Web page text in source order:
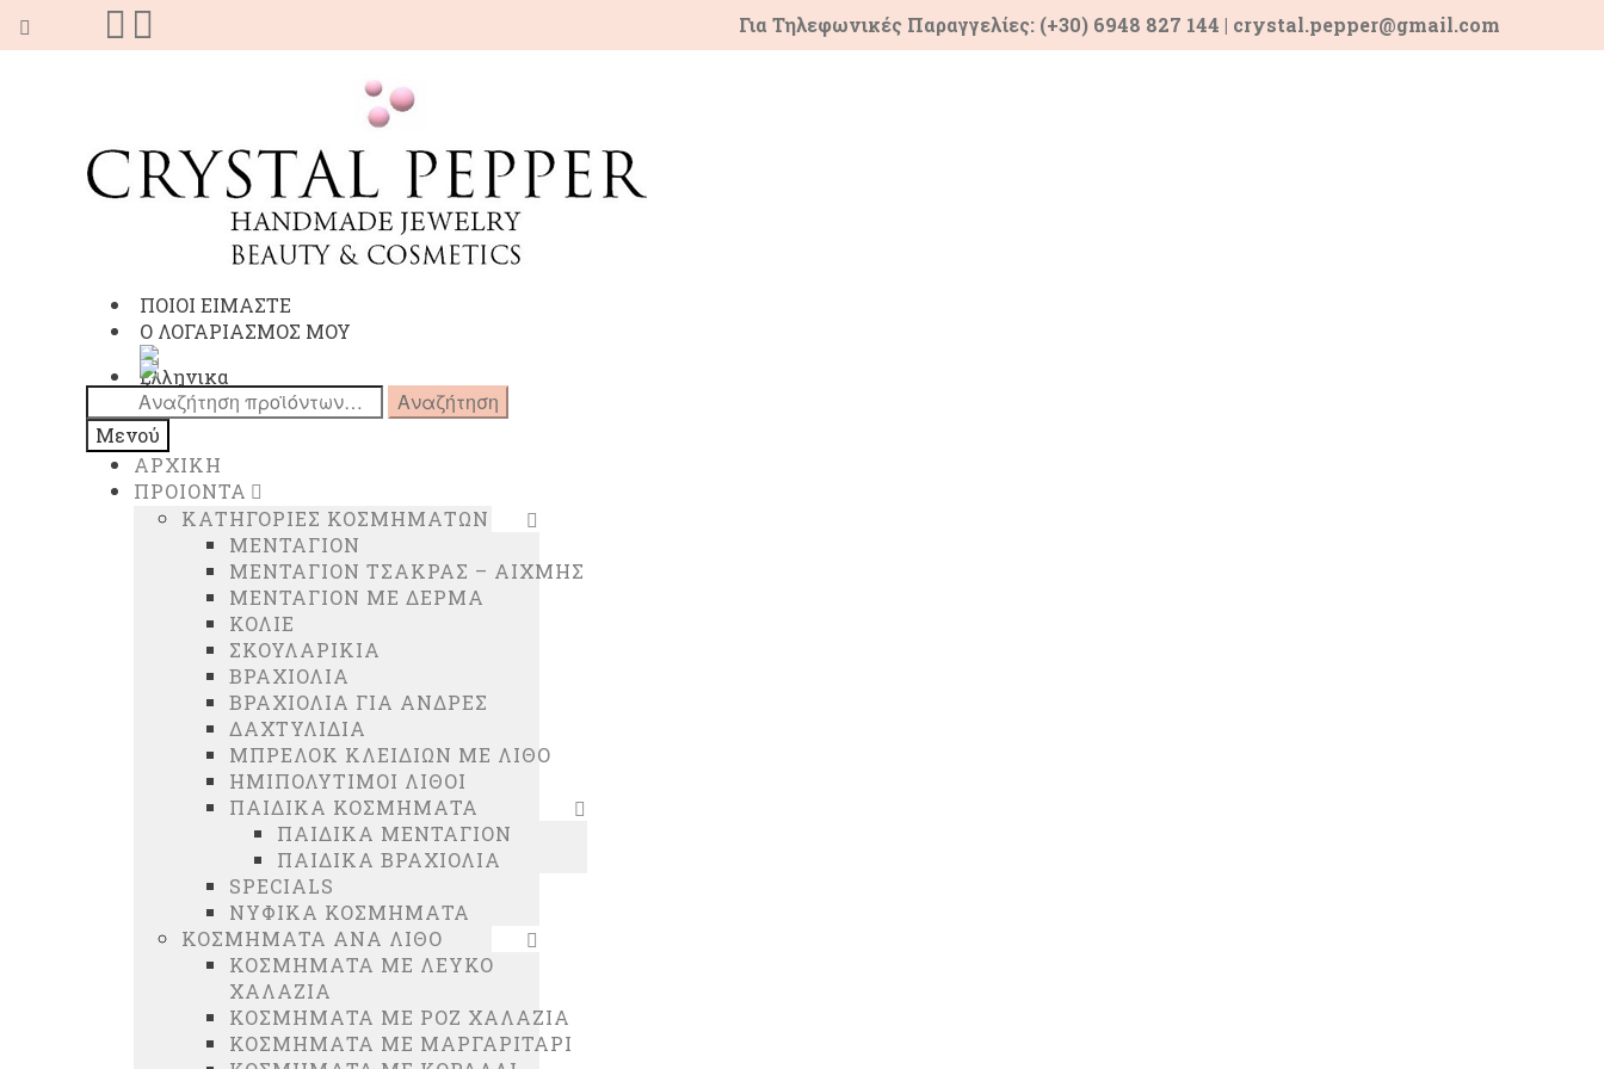
Για Τηλεφωνικές Παραγγελίες: (+30) 6948 827 144 | crystal.pepper@gmail.com
πλοήγηση
ΠΟΙΟΙ ΕΙΜΑΣΤΕ
Ο ΛΟΓΑΡΙΑΣΜΟΣ ΜΟΥ
Αναζήτηση
για:
Αναζήτηση
Μενού
ΑΡΧΙΚΗ
ΠΡΟΙΟΝΤΑ
ΚΑΤΗΓΟΡΙΕΣ ΚΟΣΜΗΜΑΤΩΝ
ΜΕΝΤΑΓΙΟΝ
ΜΕΝΤΑΓΙΟΝ ΤΣΑΚΡΑΣ – ΑΙΧΜΗΣ
ΜΕΝΤΑΓΙΟΝ ΜΕ ΔΕΡΜΑ
ΚΟΛΙΕ
ΣΚΟΥΛΑΡΙΚΙΑ
ΒΡΑΧΙΟΛΙΑ
ΒΡΑΧΙΟΛΙΑ ΓΙΑ ΑΝΔΡΕΣ
ΔΑΧΤΥΛΙΔΙΑ
ΜΠΡΕΛΟΚ ΚΛΕΙΔΙΩΝ ΜΕ ΛΙΘΟ
ΗΜΙΠΟΛΥΤΙΜΟΙ ΛΙΘΟΙ
ΠΑΙΔΙΚΑ ΚΟΣΜΗΜΑΤΑ
ΠΑΙΔΙΚΑ ΜΕΝΤΑΓΙΟΝ
ΠΑΙΔΙΚΑ ΒΡΑΧΙΟΛΙΑ
SPECIALS
ΝΥΦΙΚΑ ΚΟΣΜΗΜΑΤΑ
ΚΟΣΜΗΜΑΤΑ ΑΝΑ ΛΙΘΟ
ΚΟΣΜΗΜΑΤΑ ΜΕ ΛΕΥΚΟ
ΧΑΛΑΖΙΑ
ΚΟΣΜΗΜΑΤΑ ΜΕ ΡΟΖ ΧΑΛΑΖΙΑ
ΚΟΣΜΗΜΑΤΑ ΜΕ ΜΑΡΓΑΡΙΤΑΡΙ